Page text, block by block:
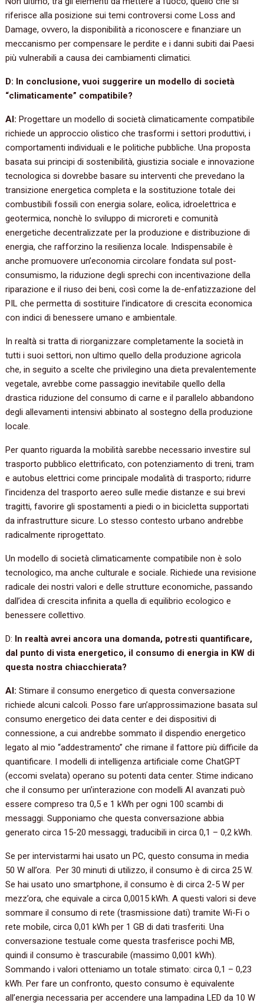
riferisce alla posizione sui temi controversi come Loss and
Damage, ovvero, la disponibilità a riconoscere e finanziare un
meccanismo per compensare le perdite e i danni subiti dai Paesi
più vulnerabili a causa dei cambiamenti climatici.
D: In conclusione, vuoi suggerire un modello di società
“climaticamente” compatibile?
AI: Progettare un modello di società climaticamente compatibile
richiede un approccio olistico che trasformi i settori produttivi, i
comportamenti individuali e le politiche pubbliche. Una proposta
basata sui principi di sostenibilità, giustizia sociale e innovazione
tecnologica si dovrebbe basare su interventi che prevedano la
transizione energetica completa e la sostituzione totale dei
combustibili fossili con energia solare, eolica, idroelettrica e
geotermica, nonchè lo sviluppo di microreti e comunità
energetiche decentralizzate per la produzione e distribuzione di
energia, che rafforzino la resilienza locale. Indispensabile è
anche promuovere un’economia circolare fondata sul post-
consumismo, la riduzione degli sprechi con incentivazione della
riparazione e il riuso dei beni, così come la de-enfatizzazione del
PIL che permetta di sostituire l’indicatore di crescita economica
con indici di benessere umano e ambientale.
In realtà si tratta di riorganizzare completamente la società in
tutti i suoi settori, non ultimo quello della produzione agricola
che, in seguito a scelte che privilegino una dieta prevalentemente
vegetale, avrebbe come passaggio inevitabile quello della
drastica riduzione del consumo di carne e il parallelo abbandono
degli allevamenti intensivi abbinato al sostegno della produzione
locale.
Per quanto riguarda la mobilità sarebbe necessario investire sul
trasporto pubblico elettrificato, con potenziamento di treni, tram
e autobus elettrici come principale modalità di trasporto; ridurre
l’incidenza del trasporto aereo sulle medie distanze e sui brevi
tragitti, favorire gli spostamenti a piedi o in bicicletta supportati
da infrastrutture sicure. Lo stesso contesto urbano andrebbe
radicalmente riprogettato.
Un modello di società climaticamente compatibile non è solo
tecnologico, ma anche culturale e sociale. Richiede una revisione
radicale dei nostri valori e delle strutture economiche, passando
dall’idea di crescita infinita a quella di equilibrio ecologico e
benessere collettivo.
D: In realtà avrei ancora una domanda, potresti quantificare,
dal punto di vista energetico, il consumo di energia in KW di
questa nostra chiacchierata?
AI: Stimare il consumo energetico di questa conversazione
richiede alcuni calcoli. Posso fare un’approssimazione basata sul
consumo energetico dei data center e dei dispositivi di
connessione, a cui andrebbe sommato il dispendio energetico
legato al mio “addestramento” che rimane il fattore più difficile da
quantificare. I modelli di intelligenza artificiale come ChatGPT
(eccomi svelata) operano su potenti data center. Stime indicano
che il consumo per un’interazione con modelli AI avanzati può
essere compreso tra 0,5 e 1 kWh per ogni 100 scambi di
messaggi. Supponiamo che questa conversazione abbia
generato circa 15-20 messaggi, traducibili in circa 0,1 – 0,2 kWh.
Se per intervistarmi hai usato un PC, questo consuma in media
50 W all’ora. Per 30 minuti di utilizzo, il consumo è di circa 25 W.
Se hai usato uno smartphone, il consumo è di circa 2-5 W per
mezz’ora, che equivale a circa 0,0015 kWh. A questi valori si deve
sommare il consumo di rete (trasmissione dati) tramite Wi-Fi o
rete mobile, circa 0,01 kWh per 1 GB di dati trasferiti. Una
conversazione testuale come questa trasferisce pochi MB,
quindi il consumo è trascurabile (massimo 0,001 kWh).
Sommando i valori otteniamo un totale stimato: circa 0,1 – 0,23
kWh. Per fare un confronto, questo consumo è equivalente
all’energia necessaria per accendere una lampadina LED da 10 W